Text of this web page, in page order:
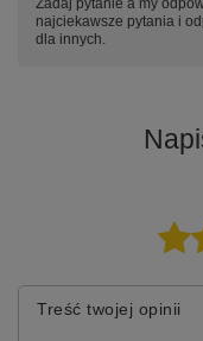
Zadaj pytanie a my
najciekawsze pytania i
dla innych.
Treść twojej opinii